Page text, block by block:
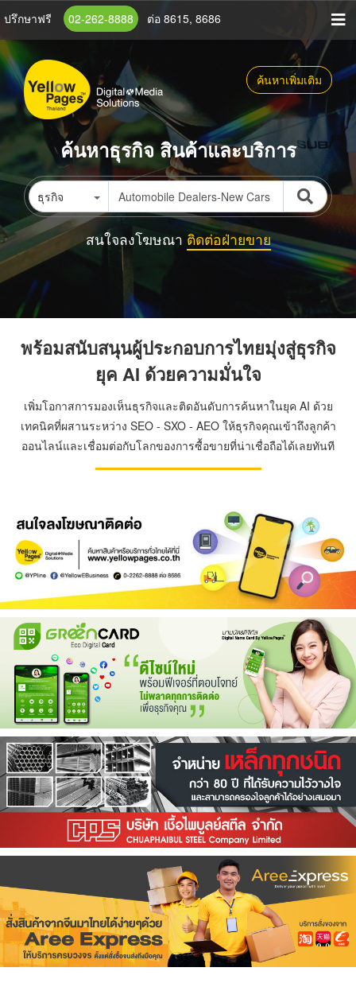
ข้าม
ยัง
เนื้อหา
หลัก
ปรึกษาฟรี 02-262-8888 ต่อ 8615, 8686
ค้นหาเพิ่มเติม
ค้นหาธุรกิจ สินค้าและบริการ
ธุรกิจ
สนใจลงโฆษณา ติดต่อฝ่ายขาย
พร้อมสนับสนุนผู้ประกอบการไทยมุ่งสู่ธุรกิจ
ยุค AI ด้วยความมั่นใจ
เพิ่มโอกาสการมองเห็นธุรกิจและติดอันดับการค้นหาในยุค AI ด้วย
เทคนิคที่ผสานระหว่าง SEO - SXO - AEO ให้ธุรกิจคุณเข้าถึงลูกค้า
ออนไลน์และเชื่อมต่อกับโลกของการซื้อขายที่น่าเชื่อถือได้เลยทันที